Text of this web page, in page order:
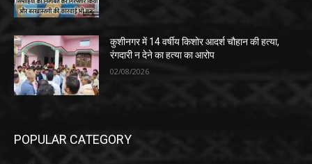
कुशीनगर में 14 वर्षीय किशोर आदर्श चौहान की हत्या,
रंगदारी न देने का हत्या का आरोप
02/08/2026
POPULAR CATEGORY